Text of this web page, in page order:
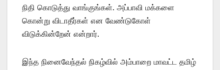
நிதி கொடுத்து வாங்குங்கள். அப்பாவி மக்களை
கொன்று விடாதீர்கள் என வேண்டுகோள்
விடுக்கின்றேன் என்றார்.
இந்த நினைவேந்தல் நிகழ்வில் அம்பாறை மாவட்ட தமிழ்